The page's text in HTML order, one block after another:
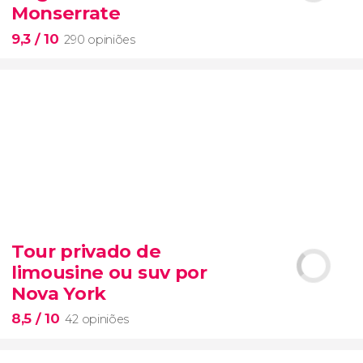
Gospel economizar tempo e dinheiro
Monserrate
9,3 / 10 290 opiniões
Conheça os monumentos da cidade de Bogotá com
esta visita guiada de ônibus
Tour privado de
limousine ou suv por
Nova York
8,5 / 10 42 opiniões